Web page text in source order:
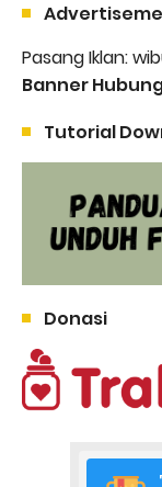
Pasang Iklan:
Banner
Tutorial
Donasi